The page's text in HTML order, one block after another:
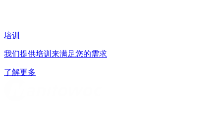
培训
我们提供培训来满足您的需求
了解更多